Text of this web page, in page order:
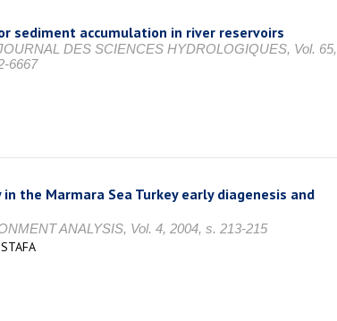
sediment accumulation in river reservoirs
DES SCIENCES HYDROLOGIQUES, Vol. 65,
6667
the Marmara Sea Turkey early diagenesis and
ANALYSIS, Vol. 4, 2004, s. 213-215